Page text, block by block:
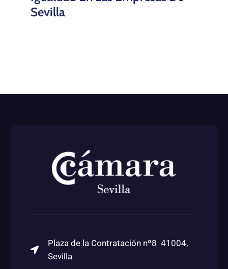
Sevilla
Plaza de la Contratación nº8 41004,
Sevilla